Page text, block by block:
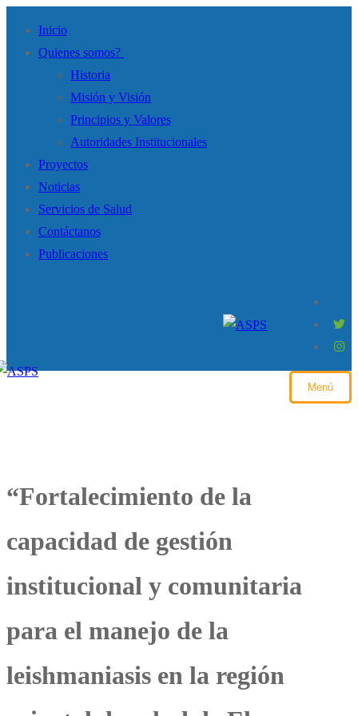
Inicio
Quienes somos?
Historia
Misión y Visión
Principios y Valores
Autoridades Institucionales
Proyectos
Noticias
Servicios de Salud
Contáctanos
Publicaciones
Menú
“Fortalecimiento de la
capacidad de gestión
institucional y comunitaria
para el manejo de la
leishmaniasis en la región